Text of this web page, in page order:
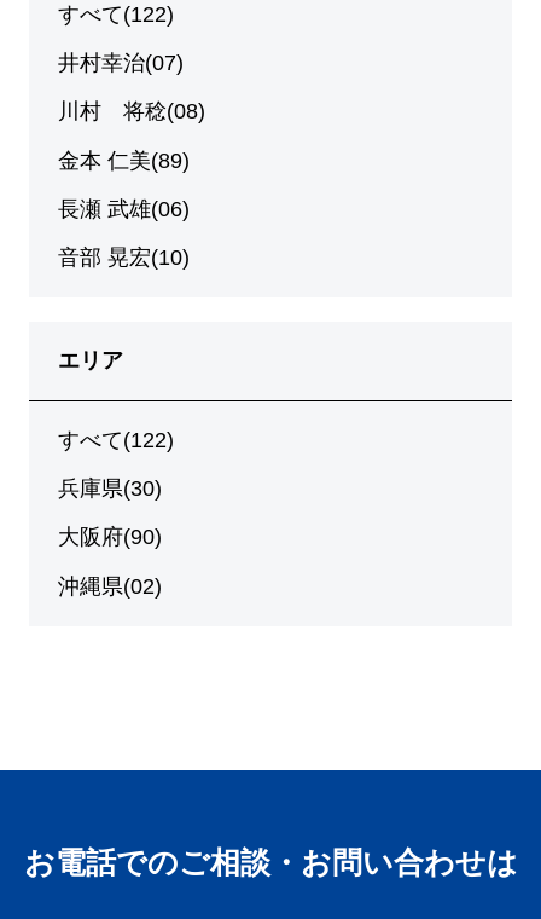
すべて(122)
井村幸治(07)
川村 将稔(08)
金本 仁美(89)
長瀬 武雄(06)
音部 晃宏(10)
エリア
すべて(122)
兵庫県(30)
大阪府(90)
沖縄県(02)
お電話でのご相談・お問い合わせは